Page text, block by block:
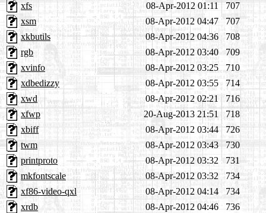
xfs
08-Apr-2012 01:11
707
xsm
08-Apr-2012 04:47
707
xkbutils
08-Apr-2012 04:36
708
rgb
08-Apr-2012 03:40
709
xvinfo
08-Apr-2012 03:25
710
xdbedizzy
08-Apr-2012 03:55
714
xwd
08-Apr-2012 02:21
716
xfwp
20-Aug-2013 21:51
718
xbiff
08-Apr-2012 03:44
726
twm
08-Apr-2012 03:43
730
printproto
08-Apr-2012 03:32
731
mkfontscale
08-Apr-2012 03:32
734
xf86-video-qxl
08-Apr-2012 04:14
734
xrdb
08-Apr-2012 04:46
736